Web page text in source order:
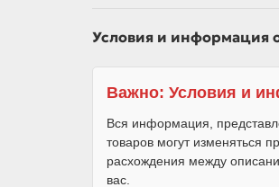
Условия и информация
Важно: Условия и
Вся информация,
товаров могут изменяться
расхождения между
вас.